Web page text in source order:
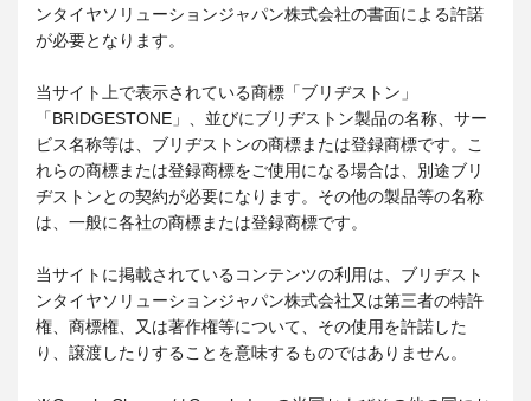
ンタイヤソリューションジャパン株式会社の書面による許諾
が必要となります。
当サイト上で表示されている商標「ブリヂストン」
「BRIDGESTONE」、並びにブリヂストン製品の名称、サー
ビス名称等は、ブリヂストンの商標または登録商標です。こ
れらの商標または登録商標をご使用になる場合は、別途ブリ
ヂストンとの契約が必要になります。その他の製品等の名称
は、一般に各社の商標または登録商標です。
当サイトに掲載されているコンテンツの利用は、ブリヂスト
ンタイヤソリューションジャパン株式会社又は第三者の特許
権、商標権、又は著作権等について、その使用を許諾した
り、譲渡したりすることを意味するものではありません。